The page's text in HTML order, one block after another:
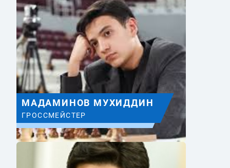
МАДАМИНОВ МУХИДДИН
ГРОССМЕЙСТЕР